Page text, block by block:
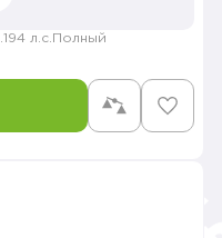
194 л.с. Полный